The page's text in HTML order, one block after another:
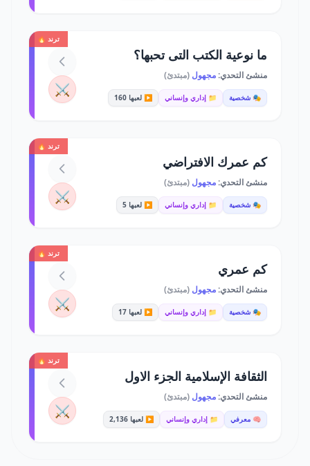
ترند 🔥
ما نوعية الكتب التى تحبها؟
منشئ التحدي:مجهول (مبتدئ)
🎭 شخصية 📁 إداري وإنساني ▶️ لعبها 160 ⚔️
ترند 🔥
كم عمرك الافتراضي
منشئ التحدي:مجهول (مبتدئ)
🎭 شخصية 📁 إداري وإنساني ▶️ لعبها 5 ⚔️
ترند 🔥
كم عمري
منشئ التحدي:مجهول (مبتدئ)
🎭 شخصية 📁 إداري وإنساني ▶️ لعبها 17 ⚔️
ترند 🔥
الثقافة الإسلامية الجزء الاول
منشئ التحدي:مجهول (مبتدئ)
🧠 معرفي 📁 إداري وإنساني ▶️ لعبها 2,136 ⚔️